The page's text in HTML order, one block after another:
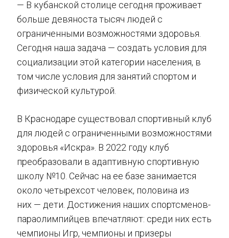
— В кубанской столице сегодня проживает
больше девяноста тысяч людей с
ограниченными возможностями здоровья.
Сегодня наша задача — создать условия для
социализации этой категории населения, в
том числе условия для занятий спортом и
физической культурой.
В Краснодаре существовал спортивный клуб
для людей с ограниченными возможностями
здоровья «Искра». В 2022 году клуб
преобразовали в адаптивную спортивную
школу №10. Сейчас на ее базе занимается
около четырехсот человек, половина из
них — дети. Достижения наших спортсменов-
параолимпийцев впечатляют: среди них есть
чемпионы Игр, чемпионы и призеры